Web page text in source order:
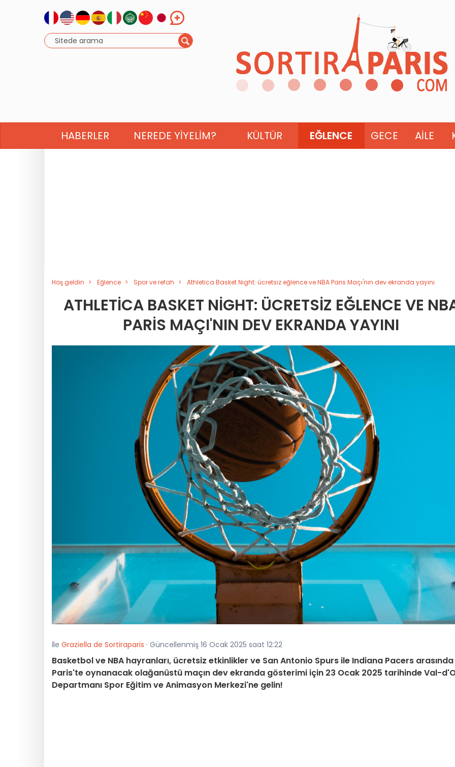
HABERLER NEREDE YIYELIM? KÜLTÜR EĞLENCE GECE AILE
Hoş geldin Eğlence Spor ve refah Athletica Basket Night: ücretsiz eğlence ve NBA Paris Maçı'nın dev ekranda yayını
ATHLETICA BASKET NIGHT: ÜCRETSIZ EĞLENCE VE
PARIS MAÇI'NIN DEV EKRANDA YAYINI
İle Graziella de Sortiraparis · Güncellenmiş 16 Ocak 2025 saat 12:22
Basketbol ve NBA hayranları, ücretsiz etkinlikler ve San Antonio Spurs ile Indiana Pacers arasında
Paris'te oynanacak olağanüstü maçın dev ekranda gösterimi için 23 Ocak 2025 tarihinde Val-
Departmanı Spor Eğitim ve Animasyon Merkezi'ne gelin!